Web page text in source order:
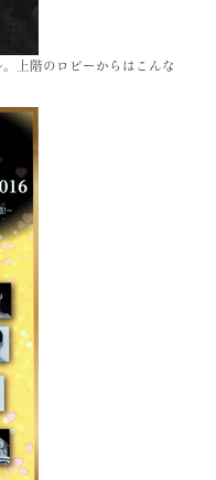
。上階のロビーからはこんな